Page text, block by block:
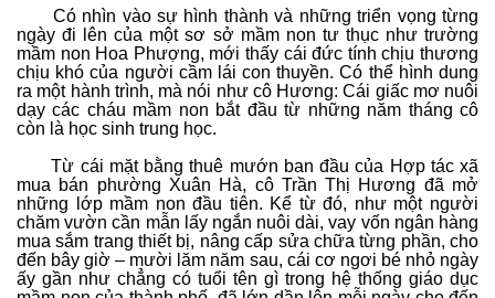
Có nhìn vào sự hình thành và những triển vọng từng
ngày đi lên của một sơ sở mầm non tư thục như trường
mầm non Hoa Phượng, mới thấy cái đức tính chịu thương
chịu khó của người cầm lái con thuyền. Có thể hình dung
ra một hành trình, mà nói như cô Hương: Cái giấc mơ nuôi
dạy các cháu mầm non bắt đầu từ những năm tháng cô
còn là học sinh trung học.
Từ cái mặt bằng thuê mướn ban đầu của Hợp tác xã
mua bán phường Xuân Hà, cô Trần Thị Hương đã mở
những lớp mầm non đầu tiên. Kể từ đó, như một người
chăm vườn cần mẫn lấy ngắn nuôi dài, vay vốn ngân hàng
mua sắm trang thiết bị, nâng cấp sửa chữa từng phần, cho
đến bây giờ – mười lăm năm sau, cái cơ ngơi bé nhỏ ngày
ấy gần như chẳng có tuổi tên gì trong hệ thống giáo dục